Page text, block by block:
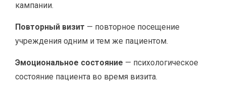
кампании.
Повторный визит — повторное посещение
учреждения одним и тем же пациентом.
Эмоциональное состояние — психологическое
состояние пациента во время визита.